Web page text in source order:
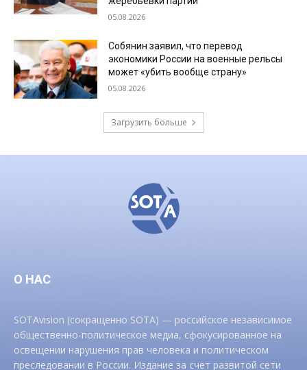
05.08.2026
Собянин заявил, что перевод
экономики России на военные рельсы
может «убить вообще страну»
05.08.2026
Загрузить больше
О НАС
SOTAvision (сокращенно SOTA) — российское независимое
общественно-политическое медиа, сфокусированное на
освещении нарушения прав человека и политическом
преследовании в России. Издание за счет развитой сети